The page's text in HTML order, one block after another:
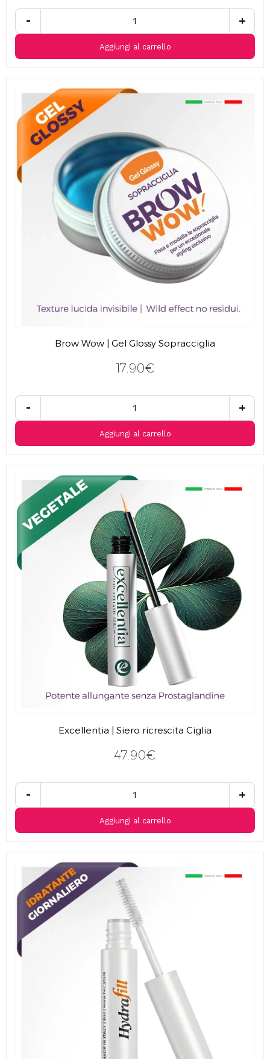
- +
Aggiungi al carrello
Brow Wow | Gel Glossy Sopracciglia
17.90€
- +
Aggiungi al carrello
Excellentia | Siero ricrescita Ciglia
47.90€
- +
Aggiungi al carrello